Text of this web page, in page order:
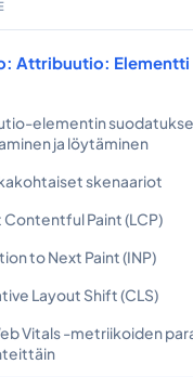
Attribuutio: Elementti
elementin
ja löytäminen
skenaariot
Contentful Paint (LCP)
to Next Paint (INP)
Layout Shift (CLS)
Vitals -metriikoiden